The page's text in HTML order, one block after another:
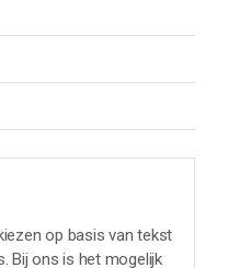
op basis van tekst
Bij ons is het mogelijk